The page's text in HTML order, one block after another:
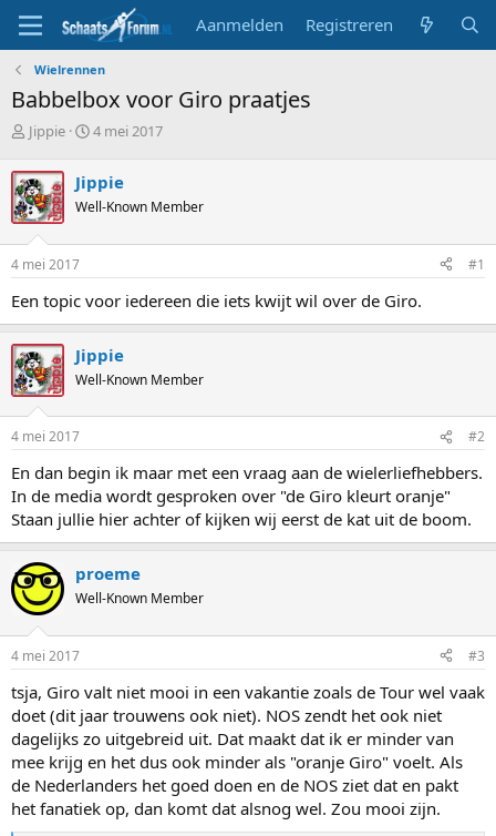
Aanmelden Registreren
Wielrennen
Babbelbox voor Giro praatjes
T
p
i
c
s
t
a
t
e
r
Jippie
S
r
t
a
m
4 mei 2017
Jippie
Well-Known Member
4 mei 2017 #1
Een topic voor iedereen die iets kwijt wil over de Giro.
Jippie
Well-Known Member
4 mei 2017 #2
En dan begin ik maar met een vraag aan de wielerliefhebbers.
In de media wordt gesproken over "de Giro kleurt oranje"
Staan jullie hier achter of kijken wij eerst de kat uit de boom.
proeme
Well-Known Member
4 mei 2017 #3
tsja, Giro valt niet mooi in een vakantie zoals de Tour wel vaak
doet (dit jaar trouwens ook niet). NOS zendt het ook niet
dagelijks zo uitgebreid uit. Dat maakt dat ik er minder van
mee krijg en het dus ook minder als "oranje Giro" voelt. Als
de Nederlanders het goed doen en de NOS ziet dat en pakt
het fanatiek op, dan komt dat alsnog wel. Zou mooi zijn.